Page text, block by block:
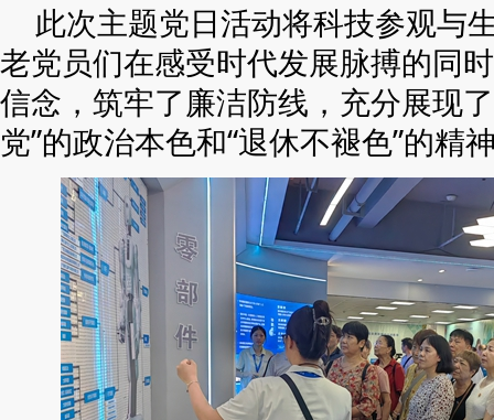
此次主题党日活动将科技参观与
老党员们在感受时代发展脉搏的同
信念，筑牢了廉洁防线，充分展现
党”的政治本色和“退休不褪色”的精